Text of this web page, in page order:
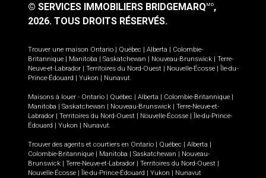
© SERVICES IMMOBILIERS BRIDGEMARQ MD,
2026. TOUS DROITS RÉSERVÉS.
Trouver une maison Ontario Québec Alberta
Colombie-
Britannique
Manitoba Saskatchewan Nouveau-Brunswick
Terre-
Neuve-et-Labrador
Territoires du Nord-Ouest Nouvelle-Écosse
Île-du-
Prince-Édouard
Yukon Nunavut.
Maisons à louer - Ontario Québec Alberta Colombie-Britannique
Manitoba
Saskatchewan Nouveau-Brunswick
Terre-Neuve-et-
Labrador
Territoires du Nord-Ouest Nouvelle-Écosse
Île-du-Prince-
Édouard
Yukon Nunavut.
Trouver des agents et courtiers en Ontario Québec Alberta
Colombie-Britannique
Manitoba Saskatchewan
Nouveau-
Brunswick
Terre-Neuve-et-Labrador Territoires du Nord-Ouest
Nouvelle-Écosse
Île-du-Prince-Édouard Yukon Nunavut